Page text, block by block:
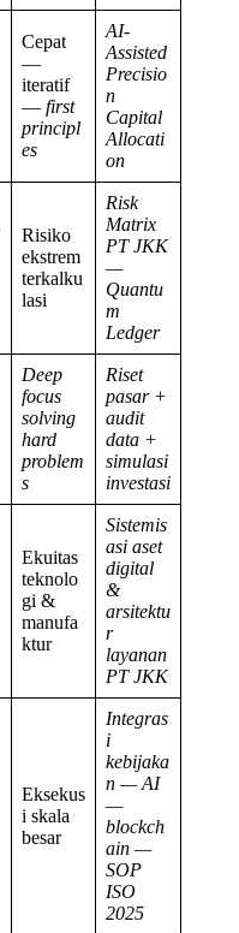
Cepat
—
iteratif
— first
principl
es
AI-
Assisted
Precisio
n
Capital
Allocati
on
Risiko
ekstrem
terkalku
lasi
Risk
Matrix
PT JKK
—
Quantu
m
Ledger
Deep
focus
solving
hard
problem
s
Riset
pasar +
audit
data +
simulasi
investasi
Ekuitas
teknolo
gi &
manufa
ktur
Sistemis
asi aset
digital
&
arsitektu
r
layanan
PT JKK
Eksekus
i skala
besar
Integras
i
kebijaka
n — AI
—
blockch
ain —
SOP
ISO
2025